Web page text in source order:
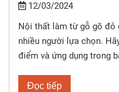
12/03/2024
Nội thất làm từ gỗ gõ đỏ
nhiều người lựa chọn.
điểm và ứng dụng trong
Đọc tiếp